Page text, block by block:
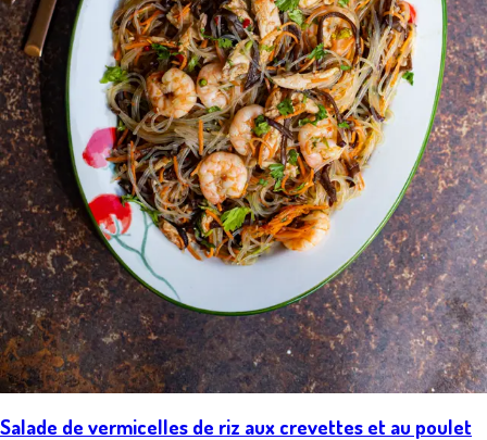
Salade de vermicelles de riz aux crevettes et au poulet